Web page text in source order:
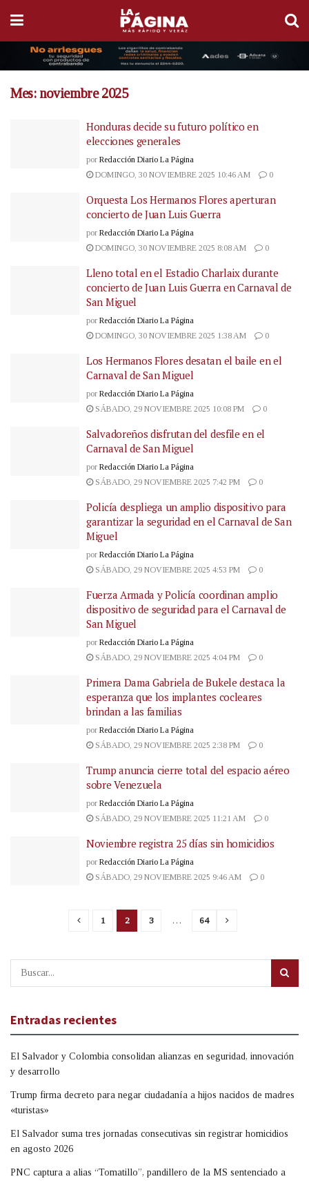
Mes: noviembre 2025
Honduras decide su futuro político en
elecciones generales
por Redacción Diario La Página
DOMINGO, 30 NOVIEMBRE 2025 10:46 AM
0
Orquesta Los Hermanos Flores aperturan
concierto de Juan Luis Guerra
por Redacción Diario La Página
DOMINGO, 30 NOVIEMBRE 2025 8:08 AM
0
Lleno total en el Estadio Charlaix durante
concierto de Juan Luis Guerra en Carnaval de
San Miguel
por Redacción Diario La Página
DOMINGO, 30 NOVIEMBRE 2025 1:38 AM
0
Los Hermanos Flores desatan el baile en el
Carnaval de San Miguel
por Redacción Diario La Página
SÁBADO, 29 NOVIEMBRE 2025 10:08 PM
0
Salvadoreños disfrutan del desfile en el
Carnaval de San Miguel
por Redacción Diario La Página
SÁBADO, 29 NOVIEMBRE 2025 7:42 PM
0
Policía despliega un amplio dispositivo para
garantizar la seguridad en el Carnaval de San
Miguel
por Redacción Diario La Página
SÁBADO, 29 NOVIEMBRE 2025 4:53 PM
0
Fuerza Armada y Policía coordinan amplio
dispositivo de seguridad para el Carnaval de
San Miguel
por Redacción Diario La Página
SÁBADO, 29 NOVIEMBRE 2025 4:04 PM
0
Primera Dama Gabriela de Bukele destaca la
esperanza que los implantes cocleares
brindan a las familias
por Redacción Diario La Página
SÁBADO, 29 NOVIEMBRE 2025 2:38 PM
0
Trump anuncia cierre total del espacio aéreo
sobre Venezuela
por Redacción Diario La Página
SÁBADO, 29 NOVIEMBRE 2025 11:21 AM
0
Noviembre registra 25 días sin homicidios
por Redacción Diario La Página
SÁBADO, 29 NOVIEMBRE 2025 9:46 AM
0
1 2 3 … 64
Entradas recientes
El Salvador y Colombia consolidan alianzas en seguridad, innovación
y desarrollo
Trump firma decreto para negar ciudadanía a hijos nacidos de madres
«turistas»
El Salvador suma tres jornadas consecutivas sin registrar homicidios
en agosto 2026
PNC captura a alias “Tomatillo”, pandillero de la MS sentenciado a